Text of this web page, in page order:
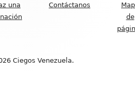
una
Contáctanos
de
Ciegos Venezuela.